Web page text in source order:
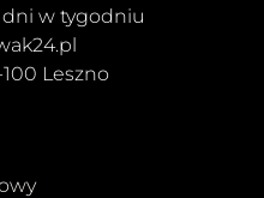
dni w tygodniu
Leszno